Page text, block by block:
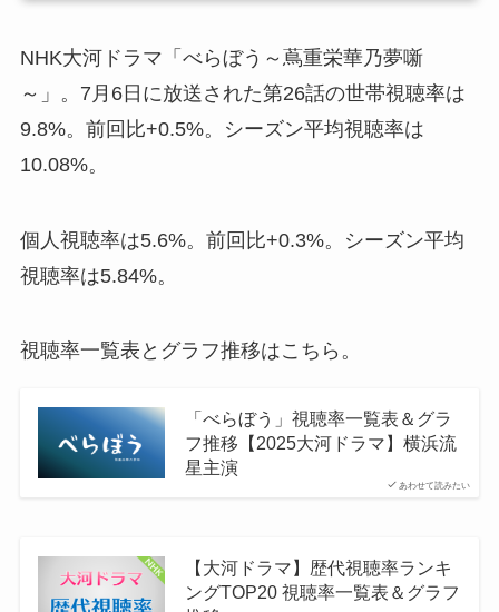
NHK大河ドラマ「べらぼう～蔦重栄華乃夢噺
～」。7月6日に放送された第26話の世帯視聴率は
9.8%。前回比+0.5%。シーズン平均視聴率は
10.08%。
個人視聴率は5.6%。前回比+0.3%。シーズン平均
視聴率は5.84%。
視聴率一覧表とグラフ推移はこちら。
あわせて読みたい
「べらぼう」視聴率一覧表＆グラ
フ推移【2025大河ドラマ】横浜流
星主演
【大河ドラマ】歴代視聴率ランキ
ングTOP20 視聴率一覧表＆グラフ